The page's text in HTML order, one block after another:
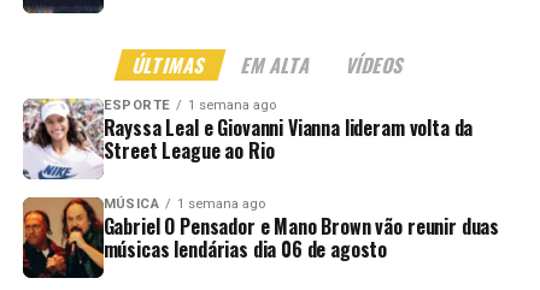
ÚLTIMAS EM ALTA VÍDEOS
ESPORTE 1 semana ago
Rayssa Leal e Giovanni Vianna lideram volta da
Street League ao Rio
MÚSICA 1 semana ago
Gabriel O Pensador e Mano Brown vão reunir duas
músicas lendárias dia 06 de agosto